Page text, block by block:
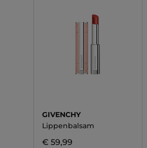
GIVENCHY
Lippenbalsam
€ 59,99